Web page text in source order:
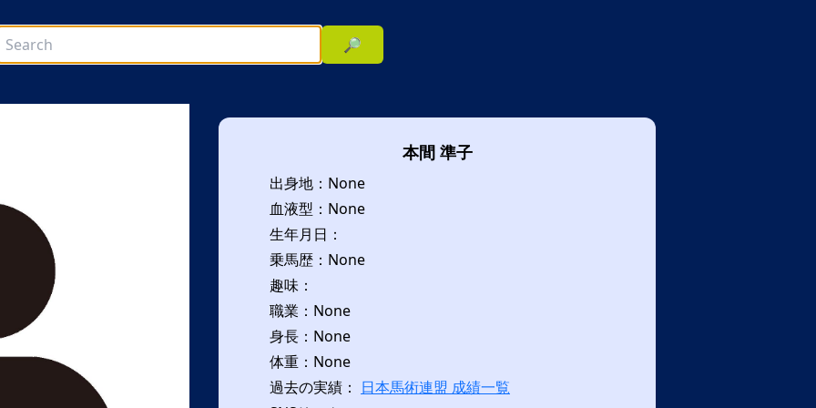
🔎
本間 準子
出身地：None
血液型：None
生年月日：
乗馬歴：None
趣味：
職業：None
身長：None
体重：None
過去の実績： 日本馬術連盟 成績一覧